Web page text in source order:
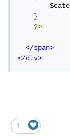
}
?>
</span>
</div>
1